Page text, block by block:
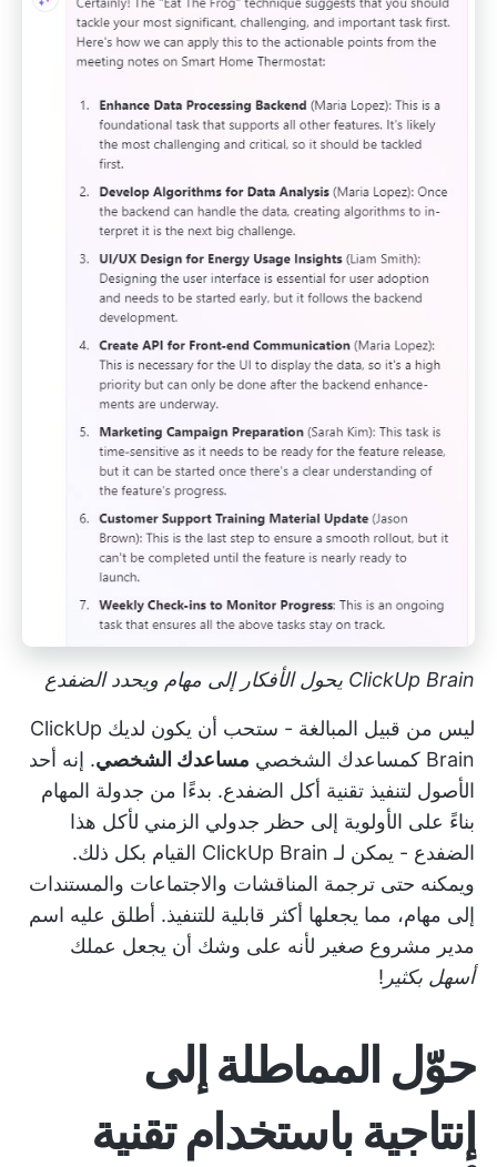
ClickUp Brain يحول الأفكار إلى مهام ويحدد الضفدع
ليس من قبيل المبالغة - ستحب أن يكون لديك ClickUp
Brain كمساعدك الشخصي مساعدك الشخصي. إنه أحد
الأصول لتنفيذ تقنية أكل الضفدع. بدءًا من جدولة المهام
بناءً على الأولوية إلى حظر جدولي الزمني لأكل هذا
الضفدع - يمكن لـ ClickUp Brain القيام بكل ذلك.
ويمكنه حتى ترجمة المناقشات والاجتماعات والمستندات
إلى مهام، مما يجعلها أكثر قابلية للتنفيذ. أطلق عليه اسم
مدير مشروع صغير لأنه على وشك أن يجعل عملك
أسهل بكثير !
حوّل المماطلة إلى
إنتاجية باستخدام تقنية